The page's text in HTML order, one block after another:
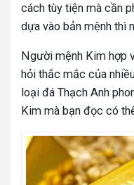
cách tùy tiện mà cần
dựa vào bản mệnh thì
Người mệnh Kim hợp
hỏi thắc mắc của
loại đá Thạch Anh
Kim mà bạn đọc có